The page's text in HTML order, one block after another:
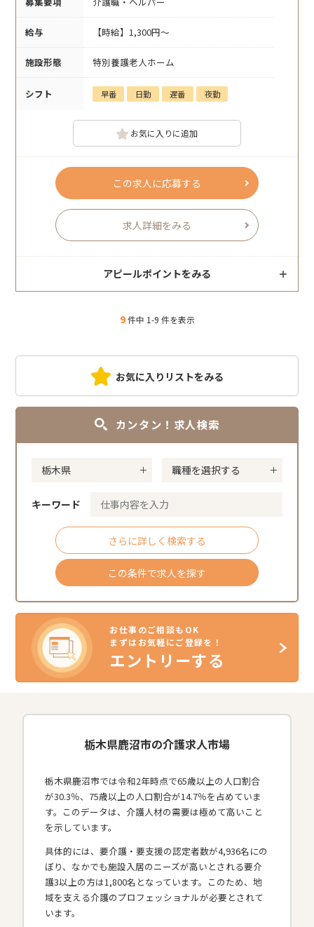
給与 【時給】1,300円～
施設形態 特別養護老人ホーム
シフト 早番 日勤 遅番 夜勤
お気に入りに追加
この求人に応募する
求人詳細をみる
アピールポイントをみる
9件中 1-9 件を表示
お気に入りリストをみる
カンタン！求人検索
キーワード
さらに詳しく検索する
この条件で求人を探す
お仕事のご相談もOK
まずはお気軽にご登録を！
エントリーする
栃木県鹿沼市の介護求人市場
栃木県鹿沼市では令和2年時点で65歳以上の人口割合
が30.3％、75歳以上の人口割合が14.7％を占めていま
す。このデータは、介護人材の需要は極めて高いこと
を示しています。
具体的には、要介護・要支援の認定者数が4,936名にの
ぼり、なかでも施設入居のニーズが高いとされる要介
護3以上の方は1,800名となっています。このため、地
域を支える介護のプロフェッショナルが必要とされて
います。​